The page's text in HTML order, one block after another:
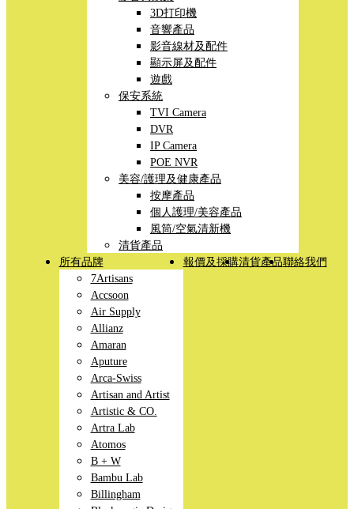
3D打印機
音響產品
影音線材及配件
顯示屏及配件
遊戲
保安系統
TVI Camera
DVR
IP Camera
POE NVR
美容/護理及健康產品
按摩產品
個人護理/美容產品
風筒/空氣清新機
清貨產品
所有品牌
7Artisans
Accsoon
Air Supply
Allianz
Amaran
Aputure
Arca-Swiss
Artisan and Artist
Artistic & CO.
Artra Lab
Atomos
B + W
Bambu Lab
Billingham
報價及採購清貨產品聯絡我們